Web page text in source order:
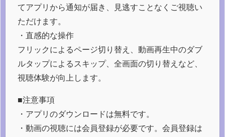
てアプリから通知が届き、見逃すことなくご視聴い
ただけます。
・直感的な操作
フリックによるページ切り替え、動画再生中のダブ
ルタップによるスキップ、全画面の切り替えなど、
視聴体験が向上します。
■注意事項
・アプリのダウンロードは無料です。
・動画の視聴には会員登録が必要です。会員登録は